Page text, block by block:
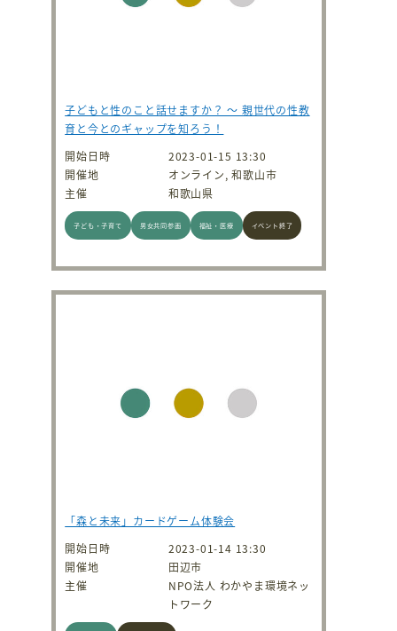
子どもと性のこと話せますか？ ～ 親世代の性教
育と今とのギャップを知ろう！
開始日時
2023-01-15 13:30
開催地
オンライン, 和歌山市
主催
和歌山県
子ども・子育て 男女共同参画 福祉・医療 イベント終了
「森と未来」カードゲーム体験会
開始日時
2023-01-14 13:30
開催地
田辺市
主催
NPO法人 わかやま環境ネッ
トワーク